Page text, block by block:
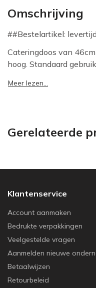
Omschrijving
##Bestelartikel:
Cateringdoos van
hoog. Standaard
Meer lezen...
Gerelateerde
Klantenservice
Account aanmaken
Bedrukte verpakkingen
Veelgestelde vragen
Aanmelden nieuwe
Betaalwijzen
Retourbeleid